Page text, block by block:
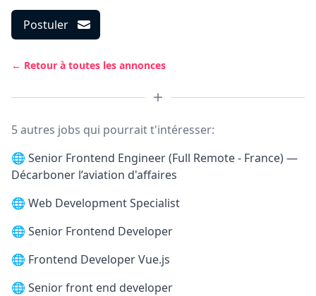
Postuler
← Retour à toutes les annonces
5 autres jobs qui pourrait t'intéresser:
🌐 Senior Frontend Engineer (Full Remote - France) —
Décarboner l’aviation d'affaires
🌐 Web Development Specialist
🌐 Senior Frontend Developer
🌐 Frontend Developer Vue.js
🌐 Senior front end developer